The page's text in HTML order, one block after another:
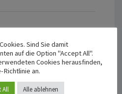
Sind Sie damit
auf die Option "Accept All".
Cookies herausfinden,
Richtlinie an.
All Alle ablehnen